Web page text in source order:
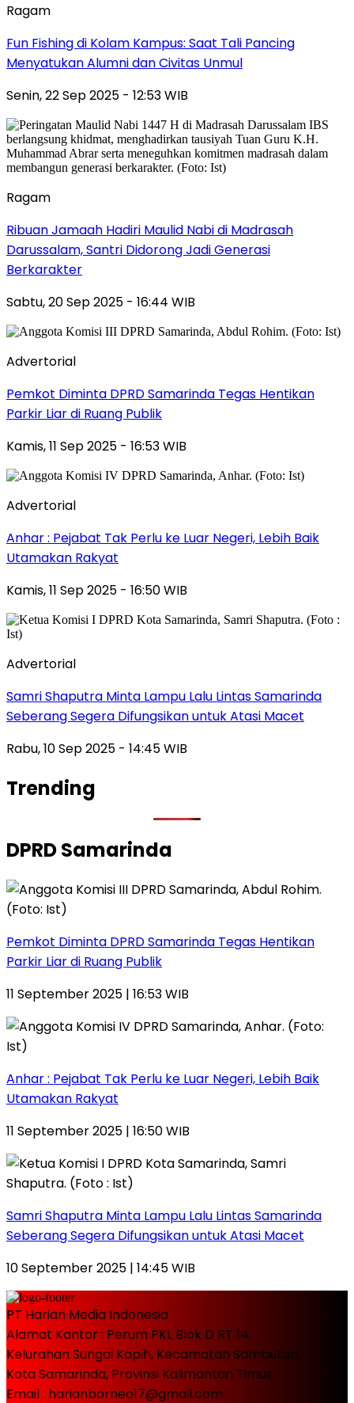
Ragam
Fun Fishing di Kolam Kampus: Saat Tali Pancing
Menyatukan Alumni dan Civitas Unmul
Senin, 22 Sep 2025 - 12:53 WIB
Ragam
Ribuan Jamaah Hadiri Maulid Nabi di Madrasah
Darussalam, Santri Didorong Jadi Generasi
Berkarakter
Sabtu, 20 Sep 2025 - 16:44 WIB
Advertorial
Pemkot Diminta DPRD Samarinda Tegas Hentikan
Parkir Liar di Ruang Publik
Kamis, 11 Sep 2025 - 16:53 WIB
Advertorial
Anhar : Pejabat Tak Perlu ke Luar Negeri, Lebih Baik
Utamakan Rakyat
Kamis, 11 Sep 2025 - 16:50 WIB
Advertorial
Samri Shaputra Minta Lampu Lalu Lintas Samarinda
Seberang Segera Difungsikan untuk Atasi Macet
Rabu, 10 Sep 2025 - 14:45 WIB
Trending
DPRD Samarinda
Pemkot Diminta DPRD Samarinda Tegas Hentikan
Parkir Liar di Ruang Publik
11 September 2025 | 16:53 WIB
Anhar : Pejabat Tak Perlu ke Luar Negeri, Lebih Baik
Utamakan Rakyat
11 September 2025 | 16:50 WIB
Samri Shaputra Minta Lampu Lalu Lintas Samarinda
Seberang Segera Difungsikan untuk Atasi Macet
10 September 2025 | 14:45 WIB
PT Harian Media Indonesia
Alamat Kantor : Perum PKL Blok D RT 14,
Kelurahan Sungai Kapih, Kecamatan Sambutan,
Kota Samarinda, Provinsi Kalimantan Timur
Email : harianborneo17@gmail.com